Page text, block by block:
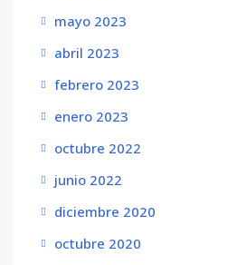
mayo 2023
abril 2023
febrero 2023
enero 2023
octubre 2022
junio 2022
diciembre 2020
octubre 2020